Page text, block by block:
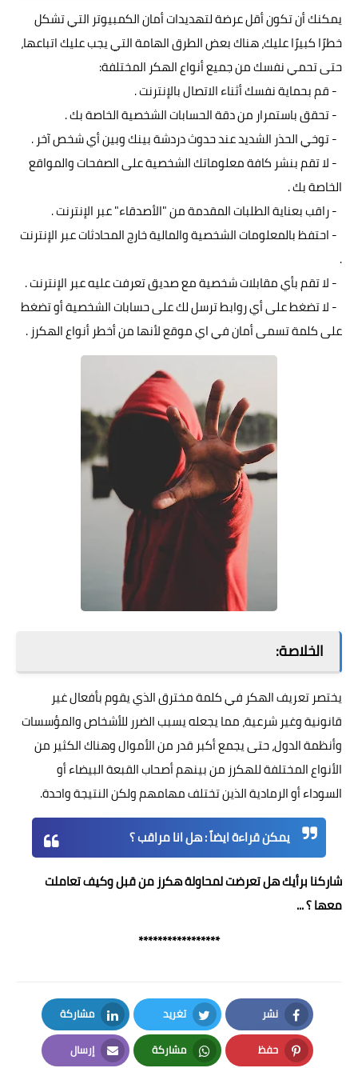
يمكنك أن تكون أقل عرضة لتهديدات أمان الكمبيوتر التي تشكل
خطرًا كبيرًا عليك، هناك بعض الطرق الهامة التي يجب عليك اتباعها،
حتى تحمي نفسك من جميع أنواع الهكر المختلفة:
- قم بحماية نفسك أثناء الاتصال بالإنترنت .
- تحقق باستمرار من دقة الحسابات الشخصية الخاصة بك .
- توخي الحذر الشديد عند حدوث دردشة بينك وبين أي شخص آخر .
- لا تقم بنشر كافة معلوماتك الشخصية على الصفحات والمواقع
الخاصة بك .
- راقب بعناية الطلبات المقدمة من "الأصدقاء" عبر الإنترنت .
- احتفظ بالمعلومات الشخصية والمالية خارج المحادثات عبر الإنترنت
.
- لا تقم بأي مقابلات شخصية مع صديق تعرفت عليه عبر الإنترنت .
- لا تضغط على أي روابط ترسل لك على حسابات الشخصية أو تضغط
على كلمة تسمى أمان في اي موقع لأنها من أخطر أنواع الهكرز .
الخلاصة:
يختصر تعريف الهكر في كلمة مخترق الذي يقوم بأفعال غير
قانونية وغير شرعية، مما يجعله يسبب الضرر للأشخاص والمؤسسات
وأنظمة الدول، حتى يجمع أكبر قدر من الأموال وهناك الكثير من
الأنواع المختلفة للهكرز من بينهم أصحاب القبعة البيضاء أو
السوداء أو الرمادية الذين تختلف مهامهم ولكن النتيجة واحدة.
يمكن قراءة ايضاً :هل انا مراقب ؟
شاركنا برأيك هل تعرضت لمحاولة هكرز من قبل وكيف تعاملت
معها ؟ ...
*****************
نشر
Facebook
تغريد
Twitter
مشاركة
LinkedIn
حفظ مشاركة إرسال